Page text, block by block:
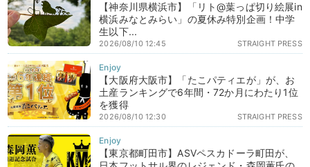
【神奈川県横浜市】「リト@葉っぱ切り絵展in
横浜みなとみらい」の夏休み特別企画！中学
生以下...
STRAIGHT PRESS
2026/08/10 12:45
【大阪府大阪市】「たこパティエが」が、お
土産ランキングで6年間・72か月にわたり1位
を獲得
STRAIGHT PRESS
2026/08/10 12:30
【東京都町田市】ASVペスカドーラ町田が、